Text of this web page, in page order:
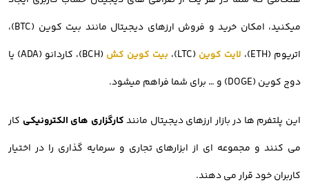
میکنید، امکان خرید و فروش ارزهای دیجیتال مانند بیت کوین (BTC)،
اتریوم (ETH)،
لایت کوین (LTC)، بیت کوین کش
(BCH)، کاردانو (ADA) یا
دوج کوین (DOGE) و … برای شما فراهم میشود.
این پلتفرم ها در بازار ارزهای دیجیتال مانندکارگزاری های الکترونیکی کار
می کنند و مجموعه ای از ابزارهای تجاری و سرمایه گذاری را در اختیار
کاربران خود قرار می دهند.